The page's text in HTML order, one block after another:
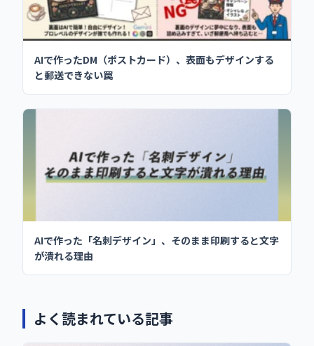
AIで作ったDM（ポストカード）、表面もデザインする
と郵送できない罠
AIで作った「名刺デザイン」、そのまま印刷すると文字
が潰れる理由
よく読まれている記事